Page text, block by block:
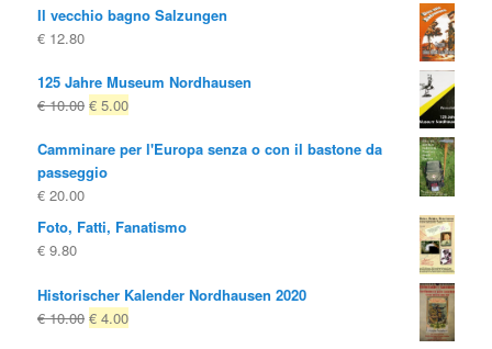
Il vecchio bagno Salzungen
€ 12.80
125 Jahre Museum Nordhausen
€10.00 Il
originale
era:
€ 5.00Il
attuale
Camminare per l'Europa senza o con il bastone da
passeggio
€ 20.00
Foto, Fatti, Fanatismo
€ 9.80
Historischer Kalender Nordhausen 2020
€10.00 Il
€ 4.00Il